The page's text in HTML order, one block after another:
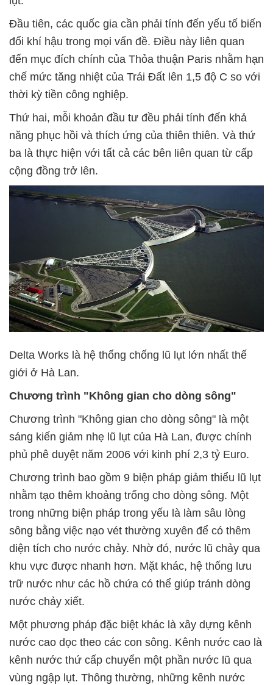
Đầu tiên, các quốc gia cần phải tính đến yếu tố biến
đổi khí hậu trong mọi vấn đề. Điều này liên quan
đến mục đích chính của Thỏa thuận Paris nhằm hạn
chế mức tăng nhiệt của Trái Đất lên 1,5 độ C so với
thời kỳ tiền công nghiệp.
Thứ hai, mỗi khoản đầu tư đều phải tính đến khả
năng phục hồi và thích ứng của thiên thiên. Và thứ
ba là thực hiện với tất cả các bên liên quan từ cấp
cộng đồng trở lên.
Delta Works là hệ thống chống lũ lụt lớn nhất thế
giới ở Hà Lan.
Chương trình "Không gian cho dòng sông"
Chương trình "Không gian cho dòng sông" là một
sáng kiến giảm nhẹ lũ lụt của Hà Lan, được chính
phủ phê duyệt năm 2006 với kinh phí 2,3 tỷ Euro.
Chương trình bao gồm 9 biện pháp giảm thiểu lũ lụt
nhằm tạo thêm khoảng trống cho dòng sông. Một
trong những biện pháp trong yếu là làm sâu lòng
sông bằng việc nạo vét thường xuyên để có thêm
diện tích cho nước chảy. Nhờ đó, nước lũ chảy qua
khu vực được nhanh hơn. Mặt khác, hệ thống lưu
trữ nước như các hồ chứa có thể giúp tránh dòng
nước chảy xiết.
Một phương pháp đặc biệt khác là xây dựng kênh
nước cao dọc theo các con sông. Kênh nước cao là
kênh nước thứ cấp chuyển một phần nước lũ qua
vùng ngập lụt. Thông thường, những kênh nước